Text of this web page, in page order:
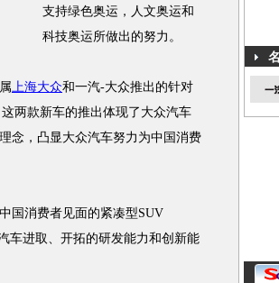
支持绿色奥运，人文奥运和
科技奥运所做出的努力。
上海大众和一汽-大众推出的针对
两款新车的推出体现了大众汽车
念，凸显大众汽车努力为中国消费
国消费者见面的紧凑型SUV
车进取、开拓的研发能力和创新能